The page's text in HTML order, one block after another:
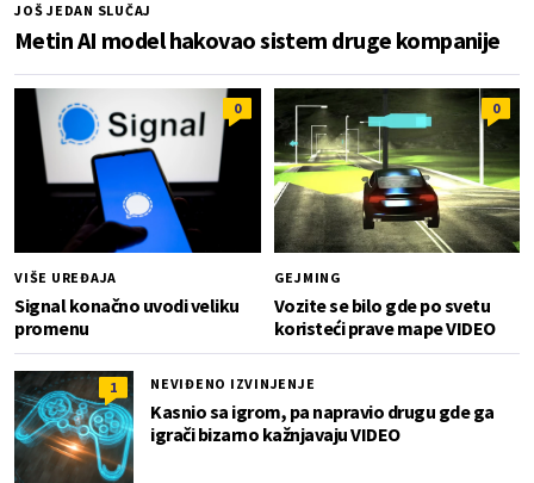
JOŠ JEDAN SLUČAJ
Metin AI model hakovao sistem druge kompanije
0
VIŠE UREĐAJA
Signal konačno uvodi veliku
promenu
0
GEJMING
Vozite se bilo gde po svetu
koristeći prave mape VIDEO
1 NEVIĐENO IZVINJENJE
Kasnio sa igrom, pa napravio drugu gde ga
igrači bizarno kažnjavaju VIDEO